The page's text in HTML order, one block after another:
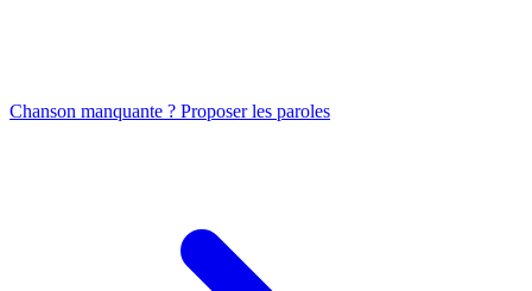
Chanson manquante ? Proposer les paroles